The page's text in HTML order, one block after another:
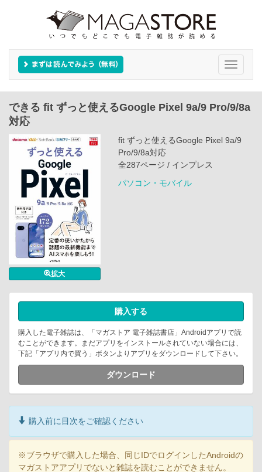
Toggle
できる fit ずっと使えるGoogle Pixel 9a/9 Pro/9/8a
対応
拡大
fit ずっと使えるGoogle Pixel 9a/9
Pro/9/8a対応
全287ページ / インプレス
パソコン・モバイル
購入する
購入した電子雑誌は、「マガストア 電子雑誌書店」Androidアプリで読
むことができます。まだアプリをインストールされていない場合には、
下記「アプリ内で買う」ボタンよりアプリをダウンロードして下さい。
ダウンロード
購入前に目次をご確認ください
※ブラウザで購入した場合、同じIDでログインしたAndroidの
マガストアアプリでないと雑誌を読むことができません。